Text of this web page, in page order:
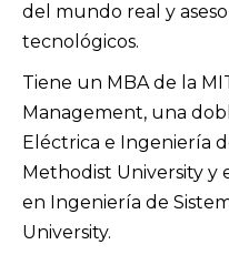
del mundo real y
tecnológicos.
Tiene un MBA de la
Management, una
Eléctrica e Ingeniería
Methodist University y
en Ingeniería de
University.